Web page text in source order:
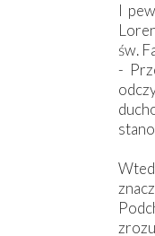
I
św.
-